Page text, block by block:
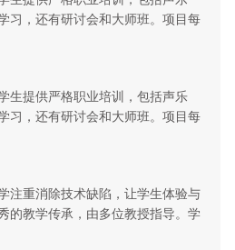
习，还有研讨会和大师班。项目每
生提供严格职业培训，包括声乐
习，还有研讨会和大师班。项目每
注重消除技术缺陷，让学生体验与
的教学传承，由多位教授指导。学